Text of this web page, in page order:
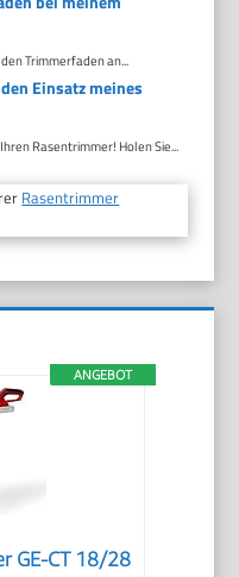
Trimmerfaden an...
Einsatz meines
Rasentrimmer! Holen Sie...
Rasentrimmer
ANGEBOT
GE-CT 18/28